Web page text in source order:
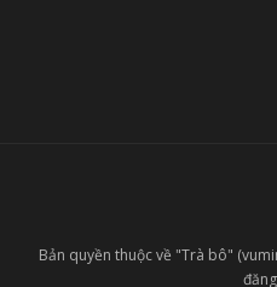
Bản quyền thuộc về "Trà bô"